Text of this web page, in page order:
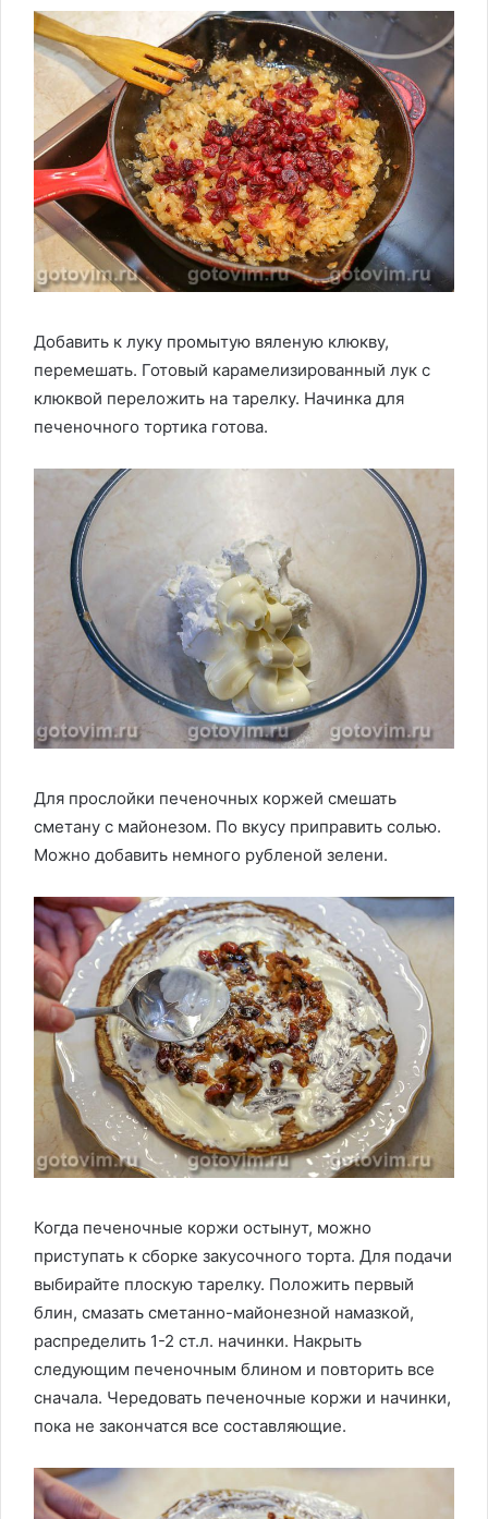
Добавить к луку промытую вяленую клюкву,
перемешать. Готовый карамелизированный лук с
клюквой переложить на тарелку. Начинка для
печеночного тортика готова.
Для прослойки печеночных коржей смешать
сметану с майонезом. По вкусу приправить солью.
Можно добавить немного рубленой зелени.
Когда печеночные коржи остынут, можно
приступать к сборке закусочного торта. Для подачи
выбирайте плоскую тарелку. Положить первый
блин, смазать сметанно-майонезной намазкой,
распределить 1-2 ст.л. начинки. Накрыть
следующим печеночным блином и повторить все
сначала. Чередовать печеночные коржи и начинки,
пока не закончатся все составляющие.